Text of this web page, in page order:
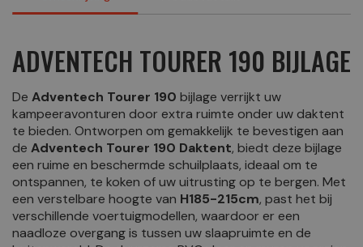
ADVENTECH TOURER 190 BIJLAGE
De Adventech Tourer 190 bijlage verrijkt uw
kampeeravonturen door extra ruimte onder uw daktent
te bieden. Ontworpen om gemakkelijk te bevestigen aan
de Adventech Tourer 190 Daktent, biedt deze bijlage
een ruime en beschermde schuilplaats, ideaal om te
ontspannen, te koken of uw uitrusting op te bergen. Met
een verstelbare hoogte van H185-215cm, past het bij
verschillende voertuigmodellen, waardoor er een
naadloze overgang is tussen uw slaapruimte en de